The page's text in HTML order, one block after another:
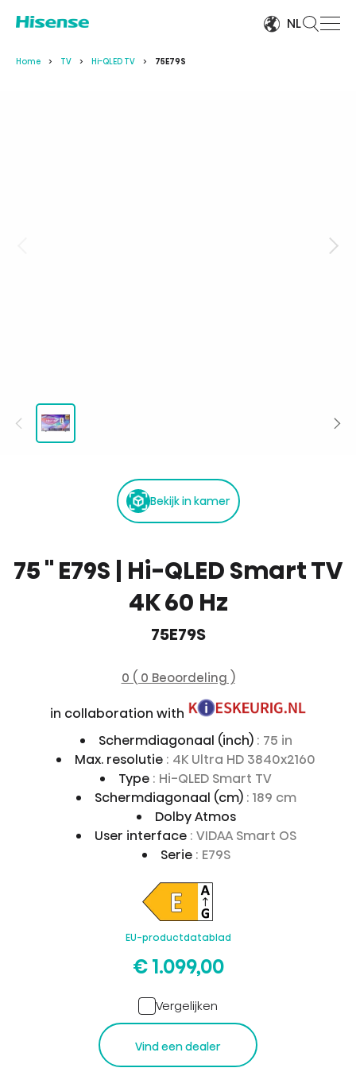
NL
Home TV Hi-QLED TV 75E79S
Bekijk in kamer
75 '' E79S | Hi-QLED Smart TV
4K 60 Hz
75E79S
0 ( 0 Beoordeling )
in collaboration with
Schermdiagonaal (inch) : 75 in
Max. resolutie : 4K Ultra HD 3840x2160
Type : Hi-QLED Smart TV
Schermdiagonaal (cm) : 189 cm
Dolby Atmos
User interface : VIDAA Smart OS
Serie : E79S
EU-productdatablad
€ 1.099,00
Vergelijken
Vind een dealer